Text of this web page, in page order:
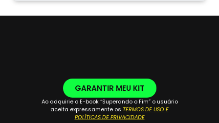
GARANTIR MEU KIT
Ao adquirie o E-book “Superando o Fim” o usuário
aceita expressamente os TERMOS DE USO E
POLÍTICAS DE PRIVACIDADE